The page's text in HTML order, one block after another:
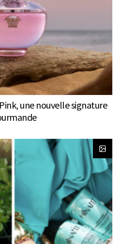
une nouvelle signature